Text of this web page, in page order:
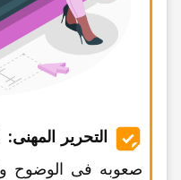
التحریر المهنی:
صعوبه فی الوضوح